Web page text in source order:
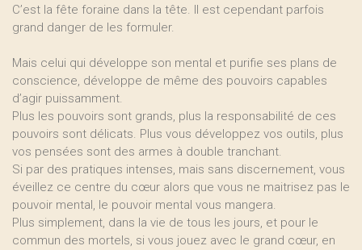
C’est la fête foraine dans la tête. Il est cependant parfois
grand danger de les formuler.
Mais celui qui développe son mental et purifie ses plans de
conscience, développe de même des pouvoirs capables
d’agir puissamment.
Plus les pouvoirs sont grands, plus la responsabilité de ces
pouvoirs sont délicats. Plus vous développez vos outils, plus
vos pensées sont des armes à double tranchant.
Si par des pratiques intenses, mais sans discernement, vous
éveillez ce centre du cœur alors que vous ne maitrisez pas le
pouvoir mental, le pouvoir mental vous mangera.
Plus simplement, dans la vie de tous les jours, et pour le
commun des mortels, si vous jouez avec le grand cœur, en